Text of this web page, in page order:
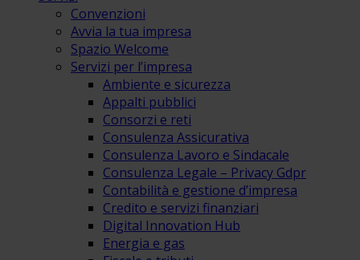
Convenzioni
Avvia la tua impresa
Spazio Welcome
Servizi per l’impresa
Ambiente e sicurezza
Appalti pubblici
Consorzi e reti
Consulenza Assicurativa
Consulenza Lavoro e Sindacale
Consulenza Legale – Privacy Gdpr
Contabilità e gestione d’impresa
Credito e servizi finanziari
Digital Innovation Hub
Energia e gas